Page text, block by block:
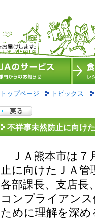
トップページ トピックス
不祥事未然防止に向け
ＪＡ熊本市は７
止に向けたＪＡ
各部課長、支店長
コンプライアン
ために理解を深